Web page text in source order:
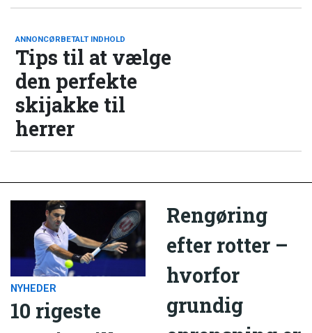
ANNONCØRBETALT INDHOLD
Tips til at vælge
den perfekte
skijakke til
herrer
NYHEDER
10 rigeste
Rengøring
efter rotter –
hvorfor
grundig